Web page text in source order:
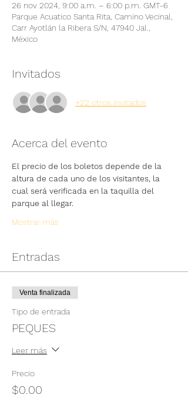
26 nov 2024, 9:00 a.m. – 6:00 p.m. GMT-6
Parque Acuatico Santa Rita, Camino Vecinal,
Carr Ayotlán la Ribera S/N, 47940 Jal.,
México
Invitados
+22 otros invitados
Acerca del evento
El precio de los boletos depende de la
altura de cada uno de los visitantes, la
cual será verificada en la taquilla del
parque al llegar.
Mostrar más
Entradas
Venta finalizada
Tipo de entrada
PEQUES
Leer más
Precio
$0.00